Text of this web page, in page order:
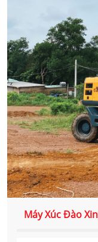
Máy Xúc Đào